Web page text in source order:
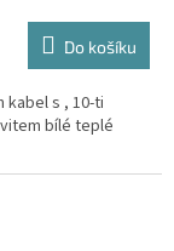
Do košíku
kabel s , 10-ti
bílé teplé